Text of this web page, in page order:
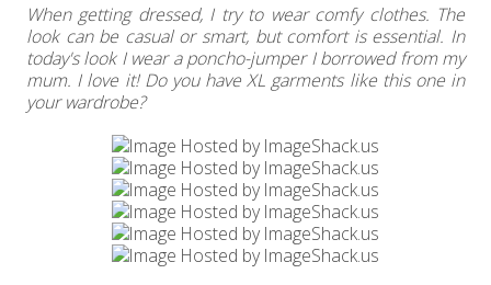
When getting dressed, I try to wear comfy clothes. The
look can be casual or smart, but comfort is essential. In
today's look I wear a poncho-jumper I borrowed from my
mum. I love it! Do you have XL garments like this one in
your wardrobe?